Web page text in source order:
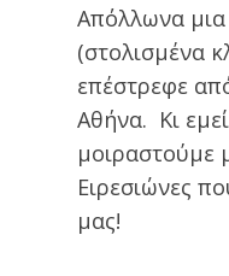
Απόλλωνα μια
(στολισμένα
επέστρεφε
Αθήνα. Κι
μοιραστούμε
Ειρεσιώνες
μας!